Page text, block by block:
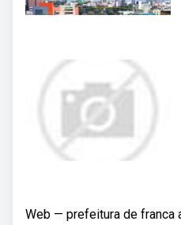
Web — prefeitura de franca